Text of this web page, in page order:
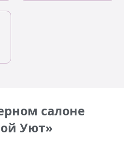
салоне
Уют»